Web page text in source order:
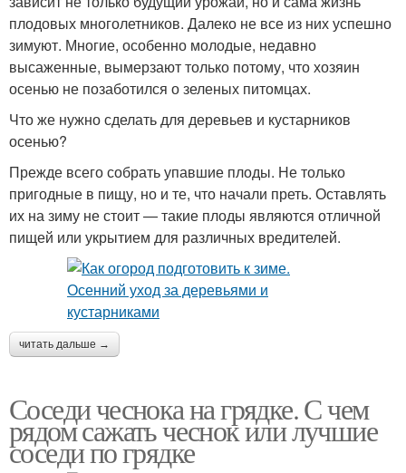
плодовых многолетников. Далеко не все из них успешно
зимуют. Многие, особенно молодые, недавно
высаженные, вымерзают только потому, что хозяин
осенью не позаботился о зеленых питомцах.
Что же нужно сделать для деревьев и кустарников
осенью?
Прежде всего собрать упавшие плоды. Не только
пригодные в пищу, но и те, что начали преть. Оставлять
их на зиму не стоит — такие плоды являются отличной
пищей или укрытием для различных вредителей.
читать дальше →
Соседи чеснока на грядке. С чем
рядом сажать чеснок или лучшие
соседи по грядке